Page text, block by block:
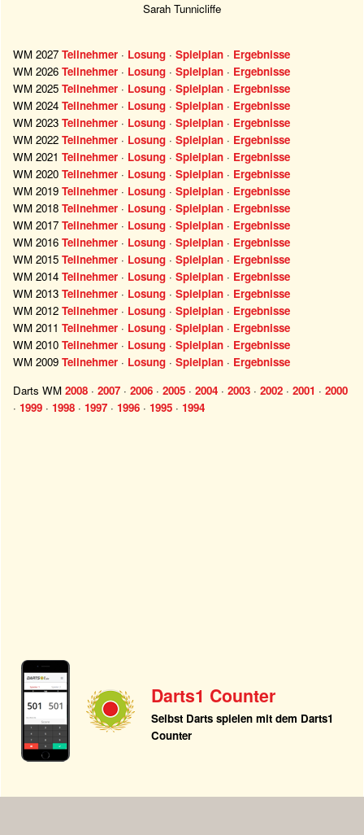
Sarah Tunnicliffe
WM 2027 Teilnehmer · Losung · Spielplan · Ergebnisse
WM 2026 Teilnehmer · Losung · Spielplan · Ergebnisse
WM 2025 Teilnehmer · Losung · Spielplan · Ergebnisse
WM 2024 Teilnehmer · Losung · Spielplan · Ergebnisse
WM 2023 Teilnehmer · Losung · Spielplan · Ergebnisse
WM 2022 Teilnehmer · Losung · Spielplan · Ergebnisse
WM 2021 Teilnehmer · Losung · Spielplan · Ergebnisse
WM 2020 Teilnehmer · Losung · Spielplan · Ergebnisse
WM 2019 Teilnehmer · Losung · Spielplan · Ergebnisse
WM 2018 Teilnehmer · Losung · Spielplan · Ergebnisse
WM 2017 Teilnehmer · Losung · Spielplan · Ergebnisse
WM 2016 Teilnehmer · Losung · Spielplan · Ergebnisse
WM 2015 Teilnehmer · Losung · Spielplan · Ergebnisse
WM 2014 Teilnehmer · Losung · Spielplan · Ergebnisse
WM 2013 Teilnehmer · Losung · Spielplan · Ergebnisse
WM 2012 Teilnehmer · Losung · Spielplan · Ergebnisse
WM 2011 Teilnehmer · Losung · Spielplan · Ergebnisse
WM 2010 Teilnehmer · Losung · Spielplan · Ergebnisse
WM 2009 Teilnehmer · Losung · Spielplan · Ergebnisse
Darts WM 2008 · 2007 · 2006 · 2005 · 2004 · 2003 · 2002 · 2001 · 2000
· 1999 · 1998 · 1997 · 1996 · 1995 · 1994
Darts1 Counter
Selbst Darts spielen mit dem Darts1
Counter